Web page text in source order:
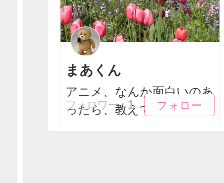
まあくん
アニメ、なんか面白いのあ
ったら、教えて。フォロー
フォロー
フォロワー：1